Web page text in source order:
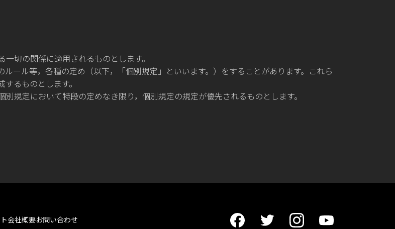
切の関係に適用されるものとします。
ール等，各種の定め（以下，「個別規定」といいます。）をすることがあります。これら
るものとします。
規定において特段の定めなき限り，個別規定の規定が優先されるものとします。
会社概要お問い合わせ